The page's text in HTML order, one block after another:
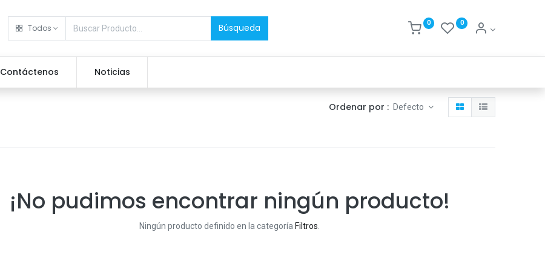
Todos Búsqueda 0 0
Contáctenos Noticias
Ordenar por : Defecto
¡No pudimos encontrar ningún producto!
Ningún producto definido en la categoría Filtros.